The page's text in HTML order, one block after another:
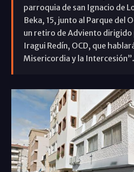
parroquia de san Ignacio de
Beka, 15, junto al Parque del
un retiro de Adviento
Iragui Redín, OCD, que
Misericordia y la Intercesión”.